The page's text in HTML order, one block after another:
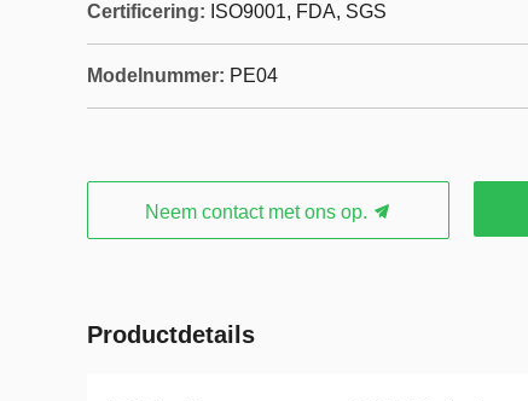
Certificering: ISO9001, FDA, SGS
Modelnummer: PE04
Neem contact met ons op.
Productdetails